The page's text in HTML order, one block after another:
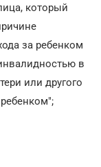
который
за ребенком
в
или другого